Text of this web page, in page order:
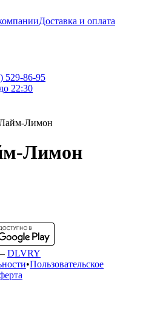
Доставка и оплата
529-86-95
22:30
Лимон
Лимон
DLVRY
•Пользовательское